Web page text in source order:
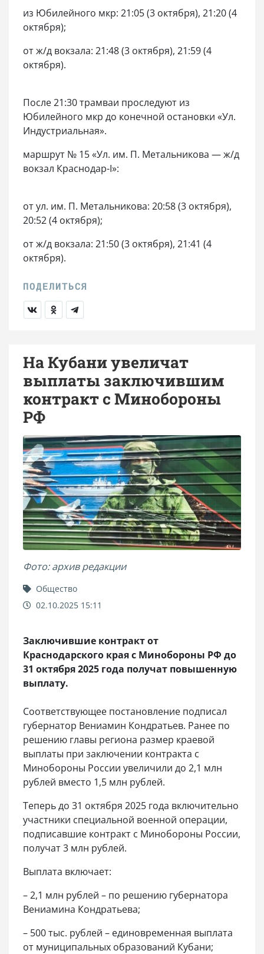
из Юбилейного мкр: 21:05 (3 октября), 21:20 (4
октября);
от ж/д вокзала: 21:48 (3 октября), 21:59 (4
октября).
После 21:30 трамваи проследуют из
Юбилейного мкр до конечной остановки «Ул.
Индустриальная».
маршрут № 15 «Ул. им. П. Метальникова — ж/д
вокзал Краснодар-I»:
от ул. им. П. Метальникова: 20:58 (3 октября),
20:52 (4 октября);
от ж/д вокзала: 21:50 (3 октября), 21:41 (4
октября).
На Кубани увеличат
выплаты заключившим
контракт с Минобороны
РФ
Фото: архив редакции
Общество
02.10.2025 15:11
Заключившие контракт от
Краснодарского края с Минобороны РФ до
31 октября 2025 года получат повышенную
выплату.
Соответствующее постановление подписал
губернатор Вениамин Кондратьев. Ранее по
решению главы региона размер краевой
выплаты при заключении контракта с
Минобороны России увеличили до 2,1 млн
рублей вместо 1,5 млн рублей.
Теперь до 31 октября 2025 года включительно
участники специальной военной операции,
подписавшие контракт с Минобороны России,
получат 3 млн рублей.
Выплата включает:
– 2,1 млн рублей – по решению губернатора
Вениамина Кондратьева;
– 500 тыс. рублей – единовременная выплата
от муниципальных образований Кубани;